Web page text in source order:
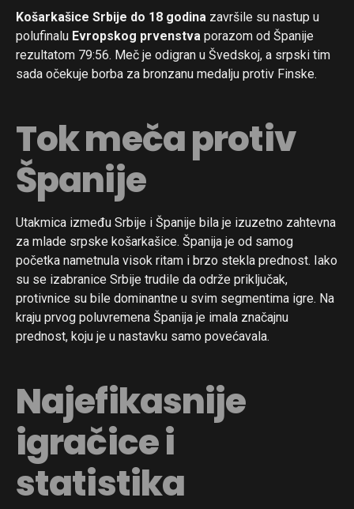
Košarkašice Srbije do 18 godina završile su nastup u
polufinalu Evropskog prvenstva porazom od Španije
rezultatom 79:56. Meč je odigran u Švedskoj, a srpski tim
sada očekuje borba za bronzanu medalju protiv Finske.
Tok meča protiv
Španije
Utakmica između Srbije i Španije bila je izuzetno zahtevna
za mlade srpske košarkašice. Španija je od samog
početka nametnula visok ritam i brzo stekla prednost. Iako
su se izabranice Srbije trudile da održe priključak,
protivnice su bile dominantne u svim segmentima igre. Na
kraju prvog poluvremena Španija je imala značajnu
prednost, koju je u nastavku samo povećavala.
Najefikasnije
igračice i
statistika